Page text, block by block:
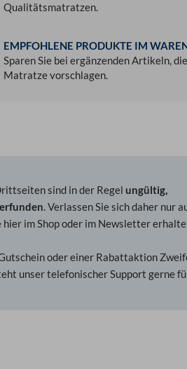
Qualitätsmatratzen.
EMPFOHLENE PRODUKTE IM
Sparen Sie bei ergänzenden Artikeln,
Matratze vorschlagen.
sind in der Regelungültig,
. Verlassen Sie sich daher nur
hier im Shop oder im Newsletter
oder einer Rabattaktion
unser telefonischer Support gerne